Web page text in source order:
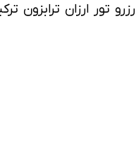
تور ارزان ترابزون